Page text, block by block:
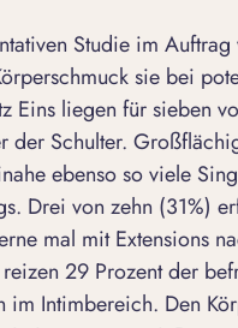
Studie im
sie bei
Eins liegen für sieben
der Schulter.
ebenso so viele
Drei von zehn (31%)
mal mit Extensions
29 Prozent der
im Intimbereich. Den